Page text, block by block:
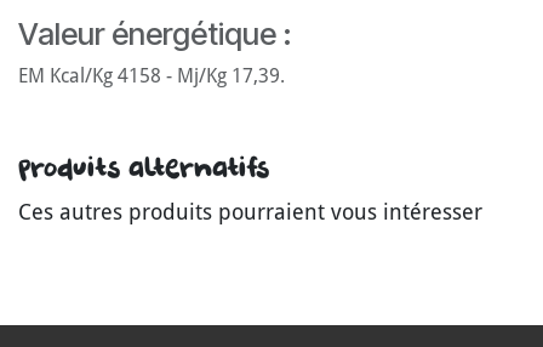
Valeur énergétique :
EM Kcal/Kg 4158 - Mj/Kg 17,39.
Produits alternatifs
Ces autres produits pourraient vous intéresser